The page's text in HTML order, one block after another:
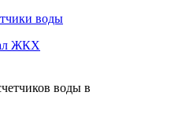
воды
ЖКХ
воды в